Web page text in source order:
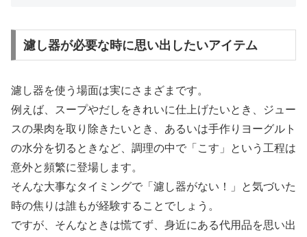
濾し器が必要な時に思い出したいアイテム
濾し器を使う場面は実にさまざまです。
例えば、スープやだしをきれいに仕上げたいとき、ジュー
スの果肉を取り除きたいとき、あるいは手作りヨーグルト
の水分を切るときなど、調理の中で「こす」という工程は
意外と頻繁に登場します。
そんな大事なタイミングで「濾し器がない！」と気づいた
時の焦りは誰もが経験することでしょう。
ですが、そんなときは慌てず、身近にある代用品を思い出